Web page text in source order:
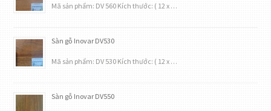
Mã sản phẩm: DV 560 Kích thước: ( 12 x …
Sàn gỗ Inovar DV530
Mã sản phẩm: DV 530 Kích thước: ( 12 x …
Sàn gỗ Inovar DV550